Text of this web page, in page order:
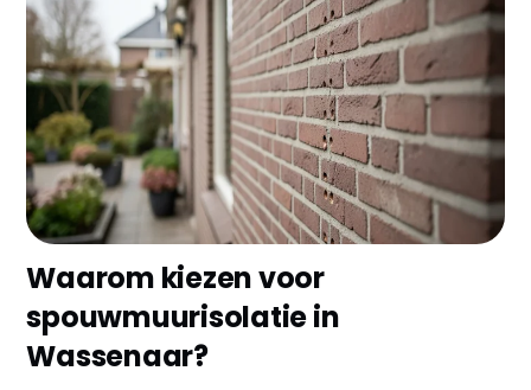
Woon je in Wassenaar en wil je flink besparen op je
energierekening? Spouwmuurisolatie is dé slimme
investering voor jouw woning! Met gemiddeld €400-
600 besparing per jaar verdien je de kosten binnen
5-7 jaar terug, terwijl je tot 30% minder energie
verbruikt.
Waarom kiezen voor
spouwmuurisolatie in
Wassenaar?